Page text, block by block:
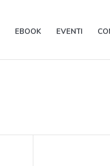
EBOOK EVENTI